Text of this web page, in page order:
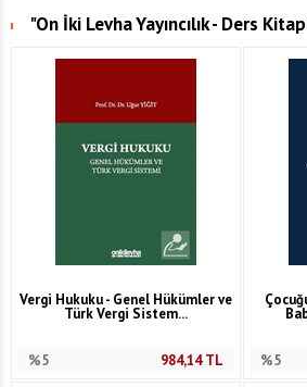
"On İki Levha Yayıncılık - Ders
Vergi Hukuku - Genel Hükümler ve
Türk Vergi Sistem...
%5 984,14TL %5